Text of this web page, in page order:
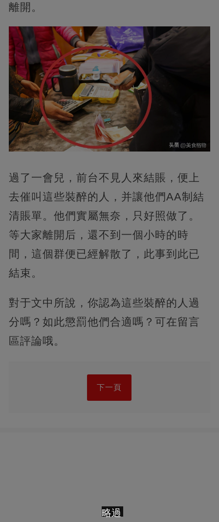
離開。
過了一會兒，前台不見人來結賬，便上
去催叫這些裝醉的人，并讓他們AA制結
清賬單。他們實屬無奈，只好照做了。
等大家離開后，還不到一個小時的時
間，這個群便已經解散了，此事到此已
結束。
對于文中所說，你認為這些裝醉的人過
分嗎？如此懲罰他們合適嗎？可在留言
區評論哦。
下一頁
略過